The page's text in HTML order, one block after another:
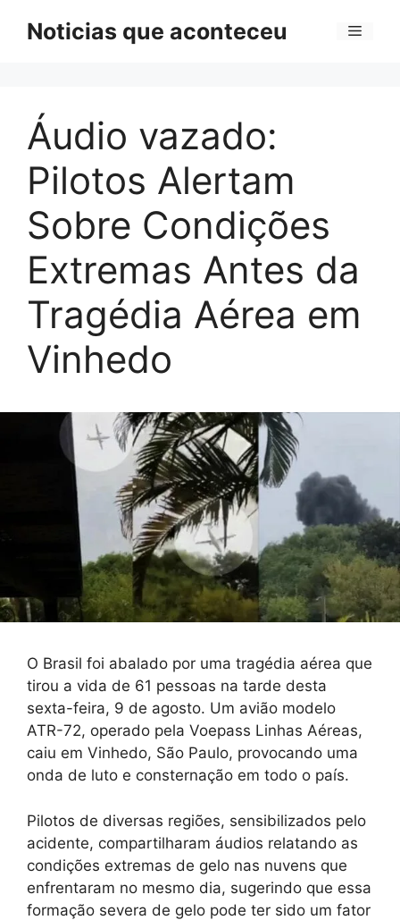
Noticias que aconteceu Menu
Áudio vazado:
Pilotos Alertam
Sobre Condições
Extremas Antes da
Tragédia Aérea em
Vinhedo
O Brasil foi abalado por uma tragédia aérea que
tirou a vida de 61 pessoas na tarde desta
sexta-feira, 9 de agosto. Um avião modelo
ATR-72, operado pela Voepass Linhas Aéreas,
caiu em Vinhedo, São Paulo, provocando uma
onda de luto e consternação em todo o país.
Pilotos de diversas regiões, sensibilizados pelo
acidente, compartilharam áudios relatando as
condições extremas de gelo nas nuvens que
enfrentaram no mesmo dia, sugerindo que essa
formação severa de gelo pode ter sido um fator